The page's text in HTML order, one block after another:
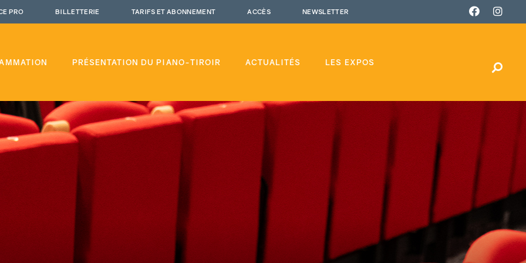
PRO BILLETTERIE TARIFS ET ABONNEMENT ACCÈS NEWSLETTER
PRÉSENTATION DU PIANO-TIROIR ACTUALITÉS LES EXPOS